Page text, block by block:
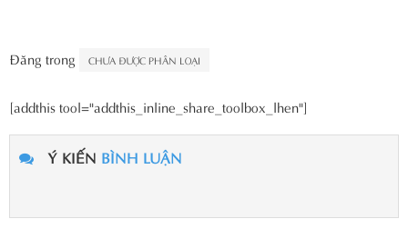
Đăng trong CHƯA ĐƯỢC PHÂN LOẠI
[addthis tool="addthis_inline_share_toolbox_lhen"]
Ý KIẾN BÌNH LUẬN